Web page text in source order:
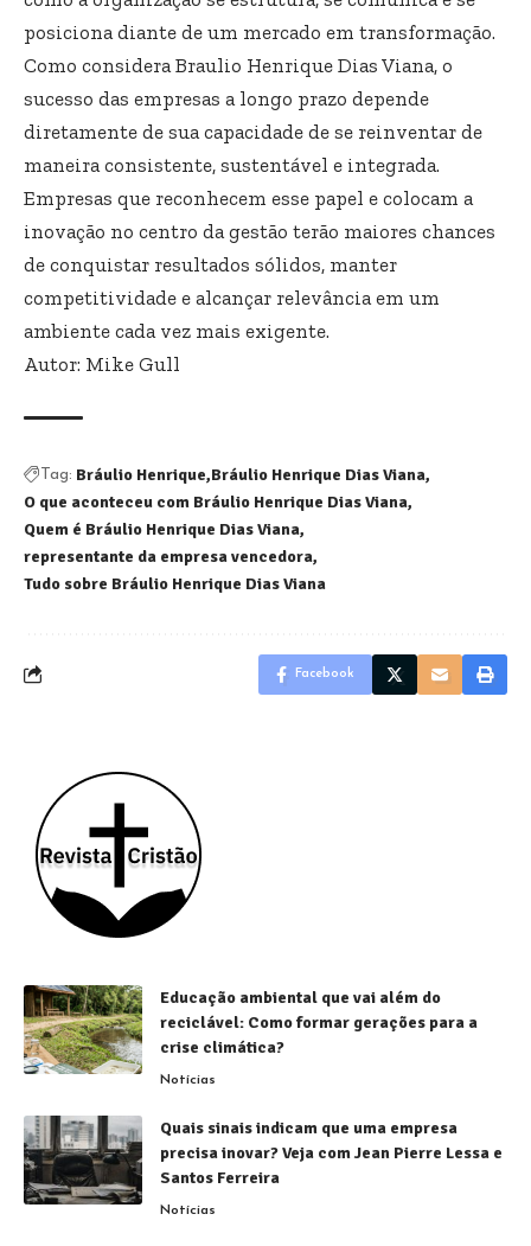
posiciona diante de um mercado em transformação.
Como considera Braulio Henrique Dias Viana, o
sucesso das empresas a longo prazo depende
diretamente de sua capacidade de se reinventar de
maneira consistente, sustentável e integrada.
Empresas que reconhecem esse papel e colocam a
inovação no centro da gestão terão maiores chances
de conquistar resultados sólidos, manter
competitividade e alcançar relevância em um
ambiente cada vez mais exigente.
Autor: Mike Gull
Tag: Bráulio Henrique Bráulio Henrique Dias Viana
O que aconteceu com Bráulio Henrique Dias Viana
Quem é Bráulio Henrique Dias Viana
representante da empresa vencedora
Tudo sobre Bráulio Henrique Dias Viana
Facebook
Educação ambiental que vai além do
reciclável: Como formar gerações para a
crise climática?
Notícias
Quais sinais indicam que uma empresa
precisa inovar? Veja com Jean Pierre Lessa e
Santos Ferreira
Notícias